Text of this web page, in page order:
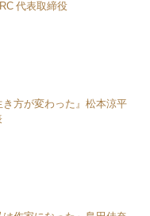
代表取締役
き方が変わった』松本涼平